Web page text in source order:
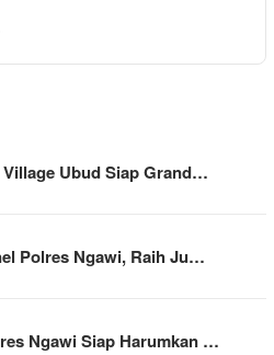
Ubud Siap Grand…
Polres Ngawi, Raih Ju…
Ngawi Siap Harumkan …